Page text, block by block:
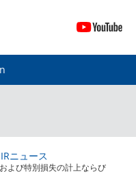
IRニュース
よび特別損失の計上ならび